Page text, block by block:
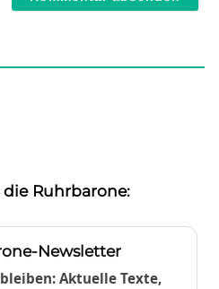
Ruhrbarone:
Newsletter
Aktuelle Texte,